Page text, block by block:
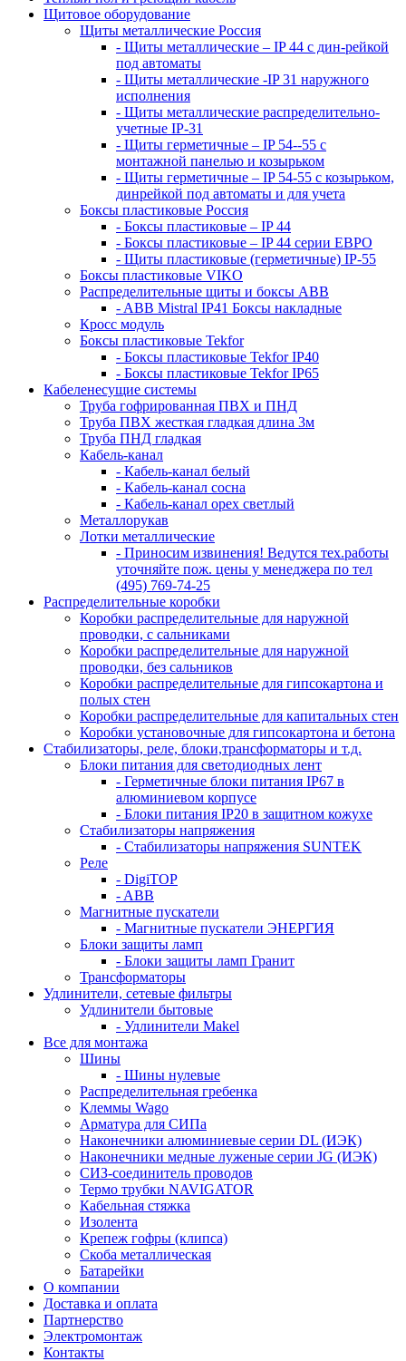
Щитовое оборудование
Щиты металлические Россия
- Щиты металлические – IP 44 с дин-рейкой
под автоматы
- Щиты металлические -IP 31 наружного
исполнения
- Щиты металлические распределительно-
учетные IP-31
- Щиты герметичные – IP 54--55 с
монтажной панелью и козырьком
- Щиты герметичные – IP 54-55 с козырьком,
динрейкой под автоматы и для учета
Боксы пластиковые Россия
- Боксы пластиковые – IP 44
- Боксы пластиковые – IP 44 серии ЕВРО
- Щиты пластиковые (герметичные) IP-55
Боксы пластиковые VIKO
Распределительные щиты и боксы АВВ
- ABB Mistral IP41 Боксы накладные
Кросс модуль
Боксы пластиковые Tekfor
- Боксы пластиковые Tekfor IP40
- Боксы пластиковые Tekfor IP65
Кабеленесущие системы
Труба гофрированная ПВХ и ПНД
Труба ПВХ жесткая гладкая длина 3м
Труба ПНД гладкая
Кабель-канал
- Кабель-канал белый
- Кабель-канал сосна
- Кабель-канал орех светлый
Металлорукав
Лотки металлические
- Приносим извинения! Ведутся тех.работы
уточняйте пож. цены у менеджера по тел
(495) 769-74-25
Распределительные коробки
Коробки распределительные для наружной
проводки, с сальниками
Коробки распределительные для наружной
проводки, без сальников
Коробки распределительные для гипсокартона и
полых стен
Коробки распределительные для капитальных стен
Коробки установочные для гипсокартона и бетона
Стабилизаторы, реле, блоки,трансформаторы и т.д.
Блоки питания для светодиодных лент
- Герметичные блоки питания IP67 в
алюминиевом корпусе
- Блоки питания IP20 в защитном кожухе
Стабилизаторы напряжения
- Стабилизаторы напряжения SUNTEK
Реле
- DigiTOP
- ABB
Магнитные пускатели
- Магнитные пускатели ЭНЕРГИЯ
Блоки защиты ламп
- Блоки защиты ламп Гранит
Трансформаторы
Удлинители, сетевые фильтры
Удлинители бытовые
- Удлинители Makel
Все для монтажа
Шины
- Шины нулевые
Распределительная гребенка
Клеммы Wago
Арматура для СИПа
Наконечники алюминиевые серии DL (ИЭК)
Наконечники медные луженые серии JG (ИЭК)
СИЗ-соединитель проводов
Термо трубки NAVIGATOR
Кабельная стяжка
Изолента
Крепеж гофры (клипса)
Скоба металлическая
Батарейки
О компании
Доставка и оплата
Партнерство
Электромонтаж
Контакты